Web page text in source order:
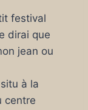
festival
dirai que
jean ou
à la
centre